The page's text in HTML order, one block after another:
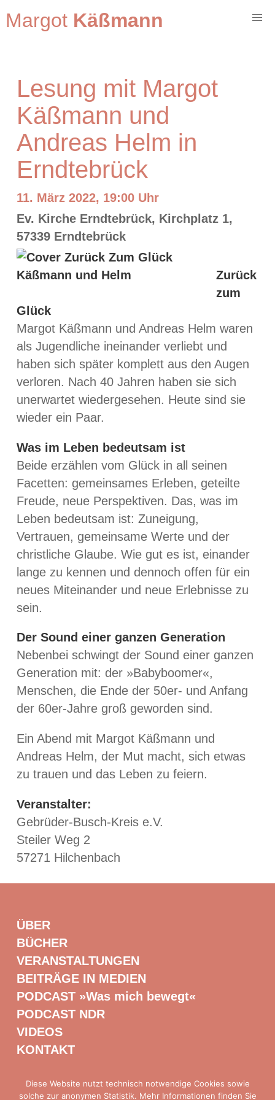
Margot Käßmann
Lesung mit Margot
Käßmann und
Andreas Helm in
Erndtebrück
11. März 2022, 19:00 Uhr
Ev. Kirche Erndtebrück, Kirchplatz 1,
57339 Erndtebrück
Zurück
zum
Glück
Margot Käßmann und Andreas Helm waren
als Jugendliche ineinander verliebt und
haben sich später komplett aus den Augen
verloren. Nach 40 Jahren haben sie sich
unerwartet wiedergesehen. Heute sind sie
wieder ein Paar.
Was im Leben bedeutsam ist
Beide erzählen vom Glück in all seinen
Facetten: gemeinsames Erleben, geteilte
Freude, neue Perspektiven. Das, was im
Leben bedeutsam ist: Zuneigung,
Vertrauen, gemeinsame Werte und der
christliche Glaube. Wie gut es ist, einander
lange zu kennen und dennoch offen für ein
neues Miteinander und neue Erlebnisse zu
sein.
Der Sound einer ganzen Generation
Nebenbei schwingt der Sound einer ganzen
Generation mit: der »Babyboomer«,
Menschen, die Ende der 50er- und Anfang
der 60er-Jahre groß geworden sind.
Ein Abend mit Margot Käßmann und
Andreas Helm, der Mut macht, sich etwas
zu trauen und das Leben zu feiern.
Veranstalter:
Gebrüder-Busch-Kreis e.V.
Steiler Weg 2
57271 Hilchenbach
ÜBER
BÜCHER
VERANSTALTUNGEN
BEITRÄGE IN MEDIEN
PODCAST »Was mich bewegt«
PODCAST NDR
VIDEOS
KONTAKT
Diese Website nutzt technisch notwendige Cookies sowie
solche zur anonymen Statistik. Mehr Informationen finden Sie